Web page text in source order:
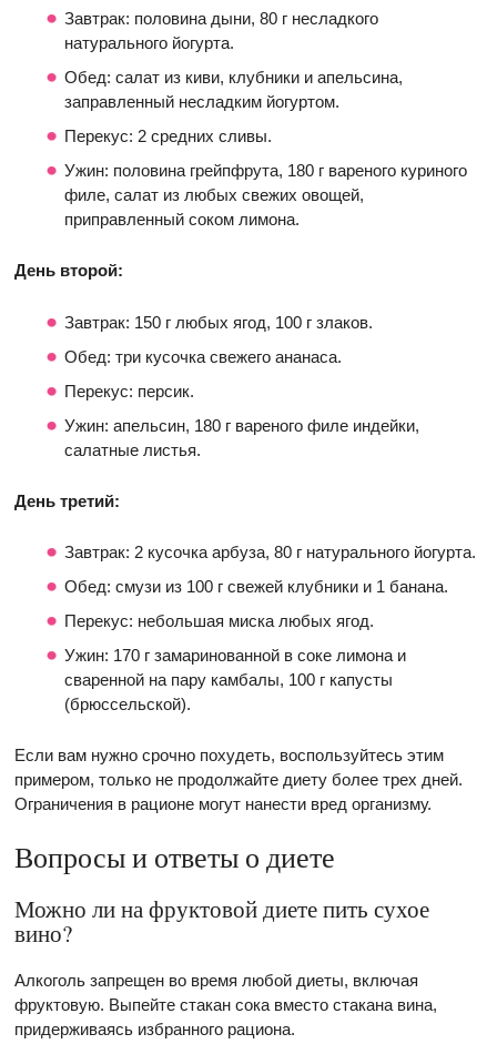
Завтрак: половина дыни, 80 г несладкого
натурального йогурта.
Обед: салат из киви, клубники и апельсина,
заправленный несладким йогуртом.
Перекус: 2 средних сливы.
Ужин: половина грейпфрута, 180 г вареного куриного
филе, салат из любых свежих овощей,
приправленный соком лимона.
День второй:
Завтрак: 150 г любых ягод, 100 г злаков.
Обед: три кусочка свежего ананаса.
Перекус: персик.
Ужин: апельсин, 180 г вареного филе индейки,
салатные листья.
День третий:
Завтрак: 2 кусочка арбуза, 80 г натурального йогурта.
Обед: смузи из 100 г свежей клубники и 1 банана.
Перекус: небольшая миска любых ягод.
Ужин: 170 г замаринованной в соке лимона и
сваренной на пару камбалы, 100 г капусты
(брюссельской).
Если вам нужно срочно похудеть, воспользуйтесь этим
примером, только не продолжайте диету более трех дней.
Ограничения в рационе могут нанести вред организму.
Вопросы и ответы о диете
Можно ли на фруктовой диете пить сухое
вино?
Алкоголь запрещен во время любой диеты, включая
фруктовую. Выпейте стакан сока вместо стакана вина,
придерживаясь избранного рациона.